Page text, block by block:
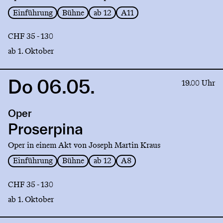
Einführung
Bühne ab 12 A11
CHF 35 - 130
ab 1. Oktober
Link
Proserpina
Do 06.05. 19.00 Uhr
Oper
Proserpina
Oper in einem Akt von Joseph Martin Kraus
Einführung
Bühne ab 12 A8
CHF 35 - 130
ab 1. Oktober